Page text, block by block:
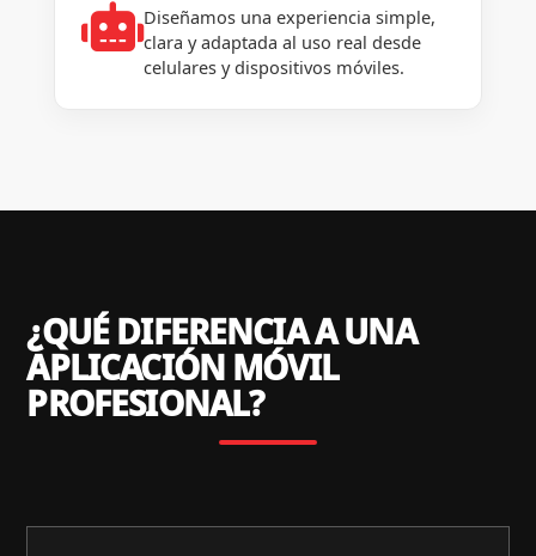
Diseñamos una experiencia simple,
clara y adaptada al uso real desde
celulares y dispositivos móviles.
¿QUÉ DIFERENCIA A UNA
APLICACIÓN MÓVIL
PROFESIONAL?